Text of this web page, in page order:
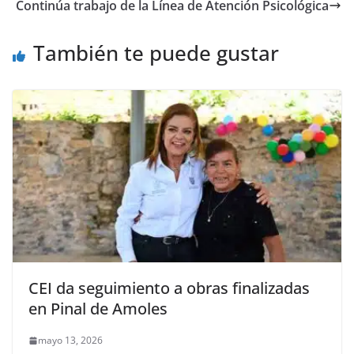
o p k
Continúa trabajo de la Línea de Atención Psicológica
También te puede gustar
CEI da seguimiento a obras finalizadas
en Pinal de Amoles
mayo 13, 2026